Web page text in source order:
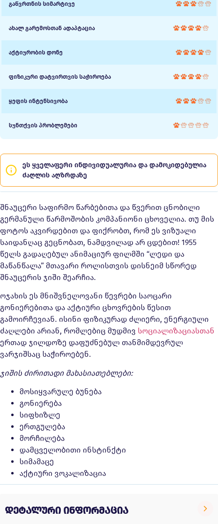
გაწვრთნის სიმარტივე
ახალ გარემოსთან ადაპტაცია
აქტიურობის დონე
ფიზიკური დატვირთვის საჭიროება
ყეფის ინტენსივობა
სუნთქვის პრობლემები
ეს ყველაფერი ინდივიდუალურია და დამოკიდებულია
ძაღლის აღზრდაზე
შნაუცერი საფირმო წარბებითა და წვერით ცნობილი
გერმანული წარმოშობის კომპანიონი ცხოველია. თუ მის
ფოტოს აკვირდებით და ფიქრობთ, რომ ეს ვიზუალი
საიდანღაც გეცნობათ, ნამდვილად არ ცდებით! 1955
წელს გადაღებულ ანიმაციურ ფილმში “ლედი და
მაწანწალა” მთავარი როლისთვის დისნეიმ სწორედ
შნაუცერის ჯიში შეარჩია.
ოჯახის ეს მნიშვნელოვანი წევრები საოცარი
გონიერებითა და აქტიური ცხოვრების წესით
გამოირჩევიან. ისინი ფიზიკურად ძლიერი, ენერგიული
ძაღლები არიან, რომლებიც მუდმივ სოციალიზაციასთან
ერთად ჯილდოზე დაფუძნებულ თანმიმდევრულ
ვარჯიშსაც საჭიროებენ.
ჯიშის ძირითადი მახასიათებლები:
მოსიყვარულე ბუნება
გონიერება
სიფხიზლე
ერთგულება
მორჩილება
დამცველობითი ინსტინქტი
სიმამაცე
აქტიური ვოკალიზაცია
დეტალური ინფორმაცია